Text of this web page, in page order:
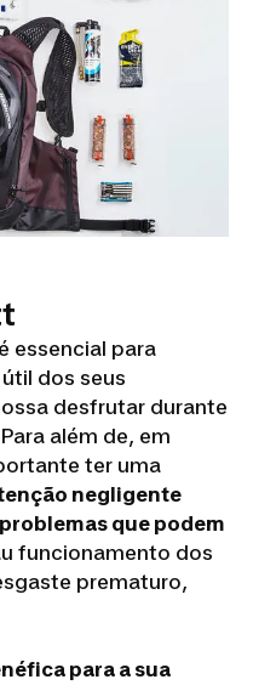
essencial para
dos seus
desfrutar durante
além de, em
ter uma
negligente
que podem
funcionamento dos
prematuro,
para a sua